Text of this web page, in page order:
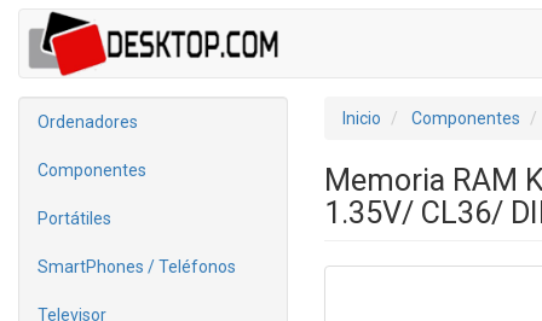
Ordenadores
Componentes
Portátiles
SmartPhones / Teléfonos
Televisor
Inicio Componentes
Memoria RAM
1.35V/ CL36/